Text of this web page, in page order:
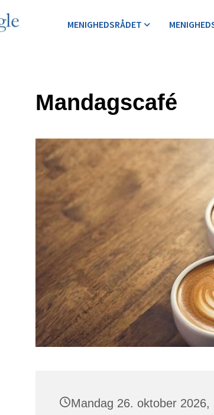
MENIGHEDSRÅDET
Mandagscafé
Mandag 26. oktober 2026,